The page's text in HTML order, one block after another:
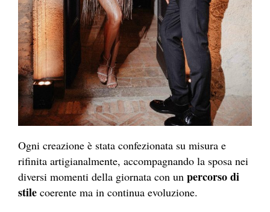
Ogni creazione è stata confezionata su misura e
rifinita artigianalmente, accompagnando la sposa nei
diversi momenti della giornata con un percorso di
stile coerente ma in continua evoluzione.